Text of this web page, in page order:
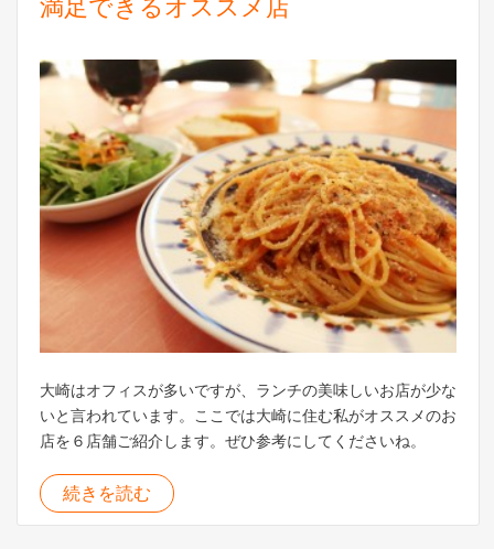
満足できるオススメ店
大崎はオフィスが多いですが、ランチの美味しいお店が少な
いと言われています。ここでは大崎に住む私がオススメのお
店を６店舗ご紹介します。ぜひ参考にしてくださいね。
続きを読む